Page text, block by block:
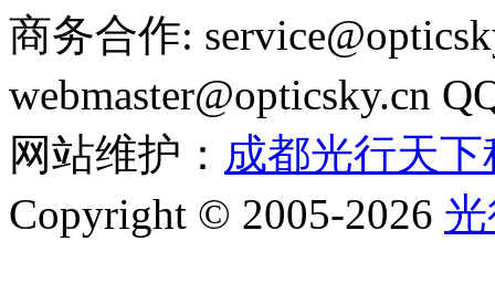
商务合作:
webmaster@opticsky.cn
网站维护： 成都光行天
Copyright © 2005-2026